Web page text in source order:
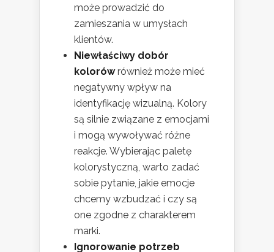
może prowadzić do
zamieszania w umysłach
klientów.
Niewłaściwy dobór
kolorówrównież może mieć
negatywny wpływ na
identyfikację wizualną. Kolory
są silnie związane z emocjami
i mogą wywoływać różne
reakcje. Wybierając paletę
kolorystyczną, warto zadać
sobie pytanie, jakie emocje
chcemy wzbudzać i czy są
one zgodne z charakterem
marki.
Ignorowanie potrzeb